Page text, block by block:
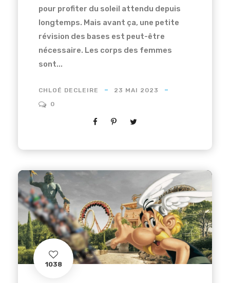
pour profiter du soleil attendu depuis
longtemps. Mais avant ça, une petite
révision des bases est peut-être
nécessaire. Les corps des femmes
sont...
CHLOÉ DECLEIRE
23 MAI 2023
0
1038